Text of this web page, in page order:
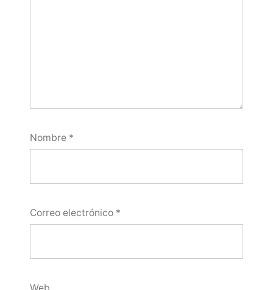
Nombre *
Correo electrónico *
Web